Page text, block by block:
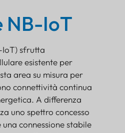
NB-IoT
IoT) sfrutta
esistente per
area su misura per
connettività continua
A differenza
uno spettro concesso
connessione stabile